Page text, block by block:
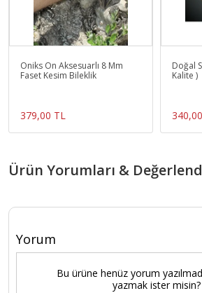
Oniks Ön Aksesuarlı 8 Mm
Faset Kesim Bileklik
379,00 TL
Doğal
Kalite )
Ürün Yorumları &
Yorum
Bu ürüne henüz yorum
yazmak ister misin?